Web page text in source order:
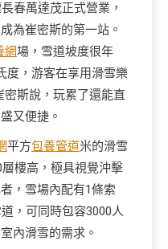
春萬達茂正式營業，
為崔密斯的第一站。
網場，雪道坡度很年
度，游客在享用滑雪樂
密斯說，玩累了還能直
又便捷。
平方包養管道米的滑雪
樓高，極具視覺沖擊
，雪場內配有1條索
，可同時包容3000人
內滑雪的需求。